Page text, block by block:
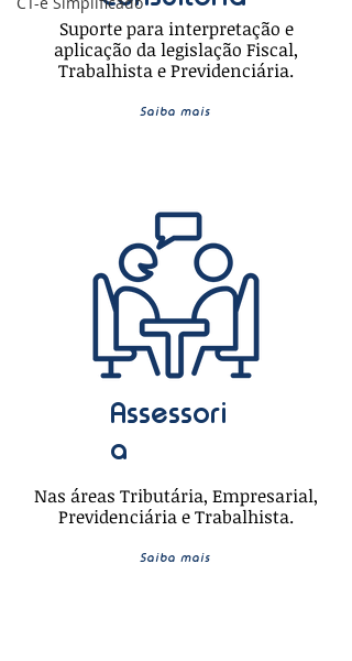
Suporte para interpretação e
aplicação da legislação Fiscal,
Trabalhista e Previdenciária.
Saiba mais
Assessori
a
Nas áreas Tributária, Empresarial,
Previdenciária e Trabalhista.
Saiba mais